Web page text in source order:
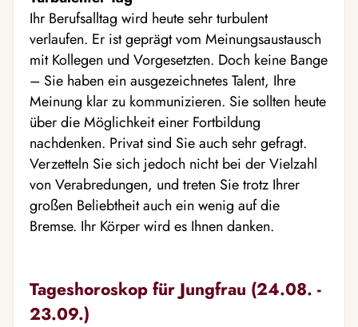
Ihr Berufsalltag wird heute sehr turbulent
verlaufen. Er ist geprägt vom Meinungsaustausch
mit Kollegen und Vorgesetzten. Doch keine Bange
– Sie haben ein ausgezeichnetes Talent, Ihre
Meinung klar zu kommunizieren. Sie sollten heute
über die Möglichkeit einer Fortbildung
nachdenken. Privat sind Sie auch sehr gefragt.
Verzetteln Sie sich jedoch nicht bei der Vielzahl
von Verabredungen, und treten Sie trotz Ihrer
großen Beliebtheit auch ein wenig auf die
Bremse. Ihr Körper wird es Ihnen danken.
Tageshoroskop für Jungfrau (24.08. -
23.09.)